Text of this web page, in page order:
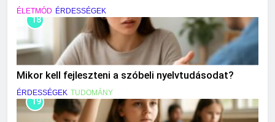
ÉLETMÓD ÉRDESSÉGEK
18
Mikor kell fejleszteni a szóbeli nyelvtudásodat?
ÉRDESSÉGEK TUDOMÁNY
19